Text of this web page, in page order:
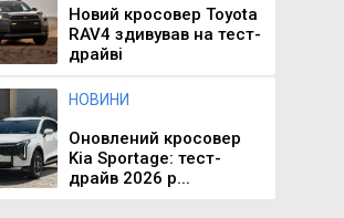
Новий кросовер Toyota
RAV4 здивував на тест-
драйві
НОВИНИ
Оновлений кросовер
Kia Sportage: тест-
драйв 2026 р...